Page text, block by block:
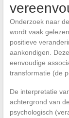
Onderzoek naar
wordt vaak
positieve
aankondigen.
eenvoudige
transformatie (de
De interpretatie
achtergrond van
psychologisch